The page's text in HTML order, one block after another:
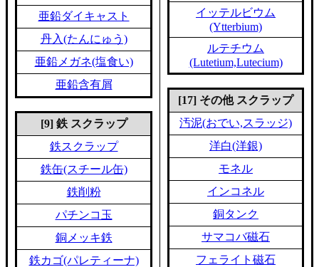
亜鉛ダイキャスト
丹入(たんにゅう)
亜鉛メガネ(塩食い)
亜鉛含有屑
[9] 鉄 スクラップ
鉄スクラップ
鉄缶(スチール缶)
鉄削粉
パチンコ玉
銅メッキ鉄
鉄カゴ(パレティーナ)
イッテルビウム
(Ytterbium)
ルテチウム
(Lutetium,Lutecium)
[17] その他 スクラップ
汚泥(おでい,スラッジ)
洋白(洋銀)
モネル
インコネル
銅タンク
サマコバ磁石
フェライト磁石